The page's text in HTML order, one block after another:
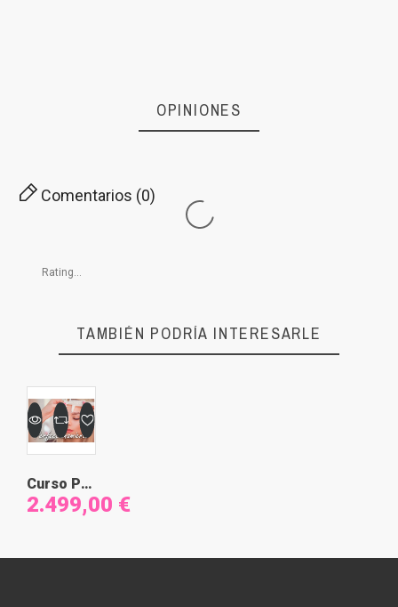
OPINIONES
Comentarios (0)
TAMBIÉN PODRÍA INTERESARLE
Curso Perfeccionamiento, reciclaje y técnicas avanzadas
2.499,00 €